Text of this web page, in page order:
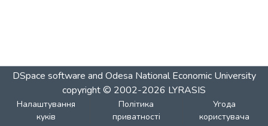
DSpace software and Odesa National Economic University
copyright © 2002-2026 LYRASIS
Налаштування
куків
Політика
приватності
Угода
користувача